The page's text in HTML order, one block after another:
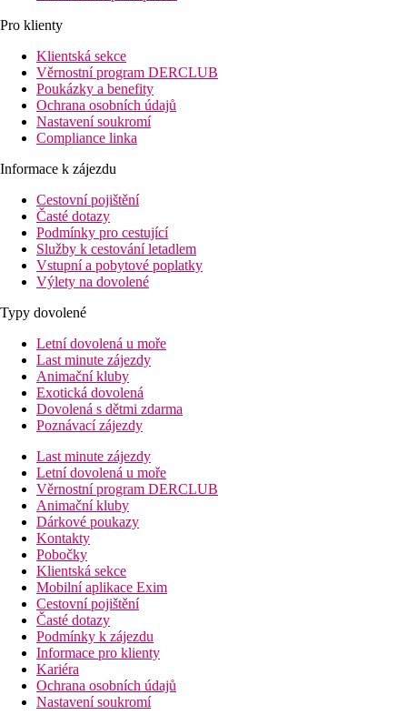
Pro klienty
Klientská sekce
Věrnostní program DERCLUB
Poukázky a benefity
Ochrana osobních údajů
Nastavení soukromí
Compliance linka
Informace k zájezdu
Cestovní pojištění
Časté dotazy
Podmínky pro cestující
Služby k cestování letadlem
Vstupní a pobytové poplatky
Výlety na dovolené
Typy dovolené
Letní dovolená u moře
Last minute zájezdy
Animační kluby
Exotická dovolená
Dovolená s dětmi zdarma
Poznávací zájezdy
Last minute zájezdy
Letní dovolená u moře
Věrnostní program DERCLUB
Animační kluby
Dárkové poukazy
Kontakty
Pobočky
Klientská sekce
Mobilní aplikace Exim
Cestovní pojištění
Časté dotazy
Podmínky k zájezdu
Informace pro klienty
Kariéra
Ochrana osobních údajů
Nastavení soukromí